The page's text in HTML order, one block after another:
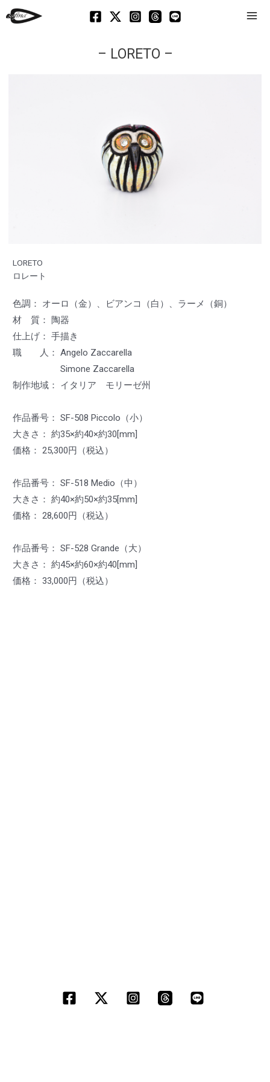
– LORETO –
LORETO
ロレート
色調： オーロ（金）、ビアンコ（白）、ラーメ（銅）
材 質： 陶器
仕上げ： 手描き
職 人： Angelo Zaccarella
Simone Zaccarella
制作地域： イタリア モリーゼ州
作品番号： SF-508 Piccolo（小）
大きさ： 約35×約40×約30[mm]
価格： 25,300円（税込）
作品番号： SF-518 Medio（中）
大きさ： 約40×約50×約35[mm]
価格： 28,600円（税込）
作品番号： SF-528 Grande（大）
大きさ： 約45×約60×約40[mm]
価格： 33,000円（税込）